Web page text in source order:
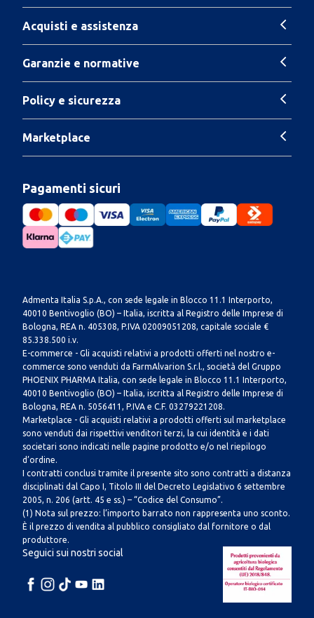
Acquisti e assistenza
Garanzie e normative
Policy e sicurezza
Marketplace
Pagamenti sicuri
Admenta Italia S.p.A., con sede legale in Blocco 11.1 Interporto,
40010 Bentivoglio (BO) – Italia, iscritta al Registro delle Imprese di
Bologna, REA n. 405308, P.IVA 02009051208, capitale sociale €
85.338.500 i.v.
E-commerce - Gli acquisti relativi a prodotti offerti nel nostro e-
commerce sono venduti da FarmAlvarion S.r.l., società del Gruppo
PHOENIX PHARMA Italia, con sede legale in Blocco 11.1 Interporto,
40010 Bentivoglio (BO) – Italia, iscritta al Registro delle Imprese di
Bologna, REA n. 5056411, P.IVA e C.F. 03279221208.
Marketplace - Gli acquisti relativi a prodotti offerti sul marketplace
sono venduti dai rispettivi venditori terzi, la cui identità e i dati
societari sono indicati nelle pagine prodotto e/o nel riepilogo
d’ordine.
I contratti conclusi tramite il presente sito sono contratti a distanza
disciplinati dal Capo I, Titolo III del Decreto Legislativo 6 settembre
2005, n. 206 (artt. 45 e ss.) – “Codice del Consumo”.
(1) Nota sul prezzo: l’importo barrato non rappresenta uno sconto.
È il prezzo di vendita al pubblico consigliato dal fornitore o dal
produttore.
Seguici sui nostri social